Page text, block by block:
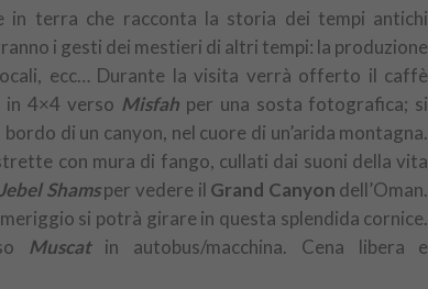
in terra che racconta la storia dei tempi antichi
i gesti dei mestieri di altri tempi: la produzione
ecc… Durante la visita verrà offerto il caffè
in 4×4 verso Misfahper una sosta fotografica; si
di un canyon, nel cuore di un’arida montagna.
con mura di fango, cullati dai suoni della vita
Shamsper vedere il Grand Canyon dell’Oman.
si potrà girare in questa splendida cornice.
Muscatin autobus/macchina. Cena libera e